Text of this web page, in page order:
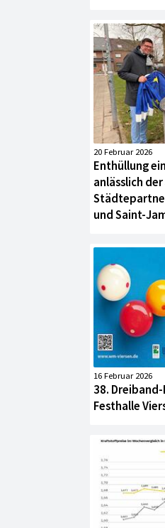
20 Februar 2026
Enthüllung
anlässlich
und Saint-
16 Februar 2026
38.
Festhalle